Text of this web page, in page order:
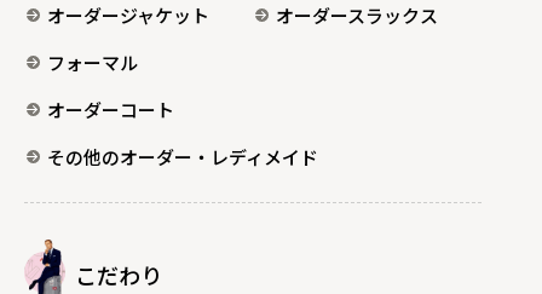
オーダージャケット
オーダースラックス
フォーマル
オーダーコート
その他のオーダー・レディメイド
こだわり